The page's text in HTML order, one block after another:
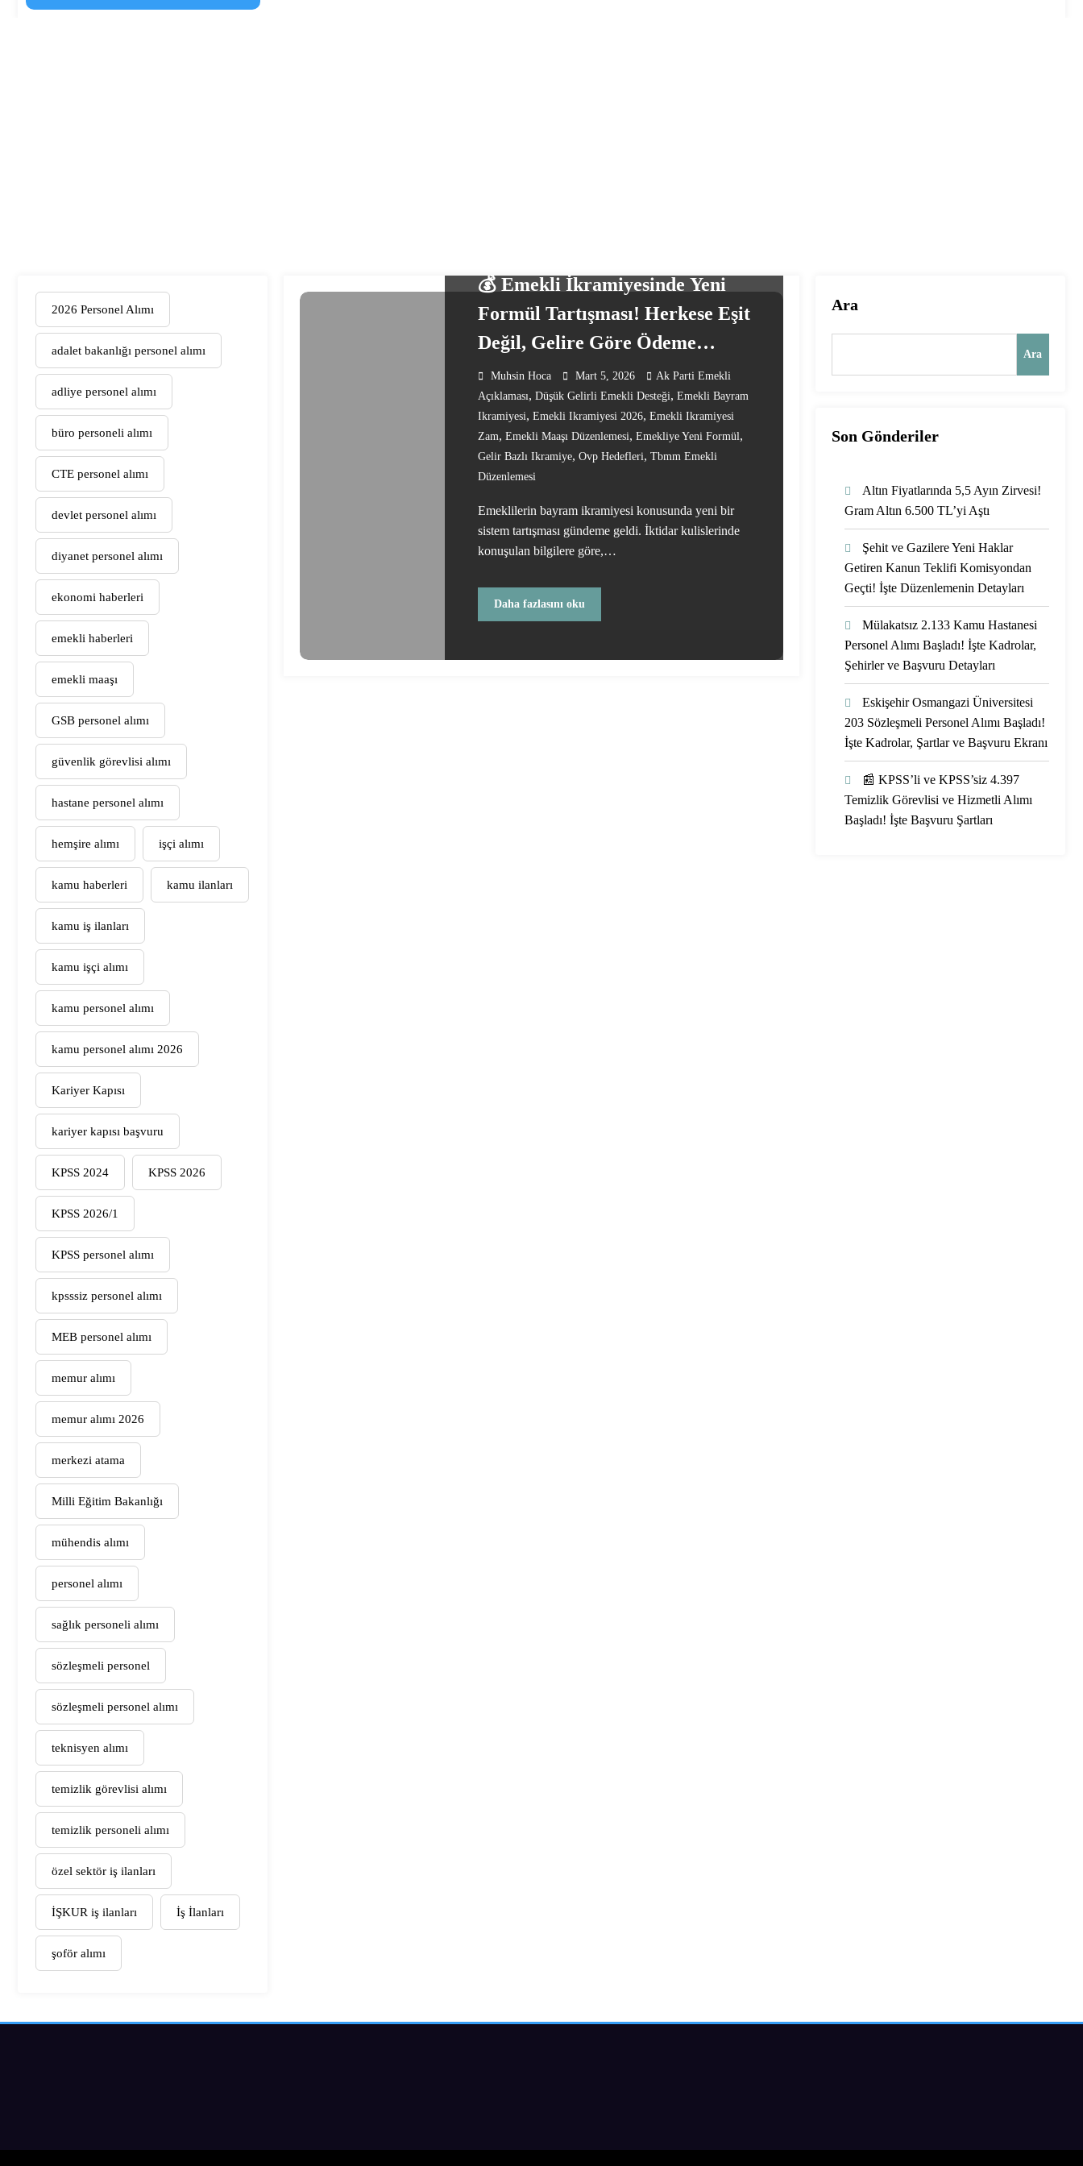
2026 Personel Alımı
adalet bakanlığı personel alımı
adliye personel alımı
büro personeli alımı
CTE personel alımı
devlet personel alımı
diyanet personel alımı
ekonomi haberleri
emekli haberleri
emekli maaşı
GSB personel alımı
güvenlik görevlisi alımı
hastane personel alımı
hemşire alımı işçi alımı
kamu haberleri kamu ilanları
kamu iş ilanları
kamu işçi alımı
kamu personel alımı
kamu personel alımı 2026
Kariyer Kapısı
kariyer kapısı başvuru
KPSS 2024 KPSS 2026
KPSS 2026/1
KPSS personel alımı
kpsssiz personel alımı
MEB personel alımı
memur alımı
memur alımı 2026
merkezi atama
Milli Eğitim Bakanlığı
mühendis alımı
personel alımı
sağlık personeli alımı
sözleşmeli personel
sözleşmeli personel alımı
teknisyen alımı
temizlik görevlisi alımı
temizlik personeli alımı
özel sektör iş ilanları
İŞKUR iş ilanları İş İlanları
şoför alımı
💰 Emekli İkramiyesinde Yeni
Formül Tartışması! Herkese Eşit
Değil, Gelire Göre Ödeme
Gündemde
Muhsin Hoca Mart 5, 2026
Ak Parti Emekli
Açıklaması, Düşük Gelirli Emekli Desteği, Emekli Bayram
Ikramiyesi, Emekli Ikramiyesi 2026, Emekli Ikramiyesi
Zam, Emekli Maaşı Düzenlemesi, Emekliye Yeni Formül ,
Gelir Bazlı Ikramiye, Ovp Hedefleri, Tbmm Emekli
Düzenlemesi
Emeklilerin bayram ikramiyesi konusunda yeni bir
sistem tartışması gündeme geldi. İktidar kulislerinde
konuşulan bilgilere göre,…
Daha fazlasını oku
Ara
Ara
Son Gönderiler
Altın Fiyatlarında 5,5 Ayın Zirvesi!
Gram Altın 6.500 TL’yi Aştı
Şehit ve Gazilere Yeni Haklar
Getiren Kanun Teklifi Komisyondan
Geçti! İşte Düzenlemenin Detayları
Mülakatsız 2.133 Kamu Hastanesi
Personel Alımı Başladı! İşte Kadrolar,
Şehirler ve Başvuru Detayları
Eskişehir Osmangazi Üniversitesi
203 Sözleşmeli Personel Alımı Başladı!
İşte Kadrolar, Şartlar ve Başvuru Ekranı
📰 KPSS’li ve KPSS’siz 4.397
Temizlik Görevlisi ve Hizmetli Alımı
Başladı! İşte Başvuru Şartları